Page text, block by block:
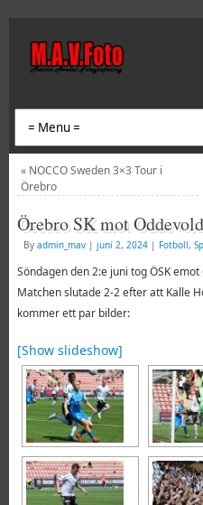
«NOCCO Sweden 3×3 Tour i
Örebro
Örebro SK mot
By admin_mav | juni 2, 2024 | Fotboll,
Söndagen den 2:e juni tog ÖSK
Matchen slutade 2-2 efter att Kalle
kommer ett par bilder:
[Show slideshow]